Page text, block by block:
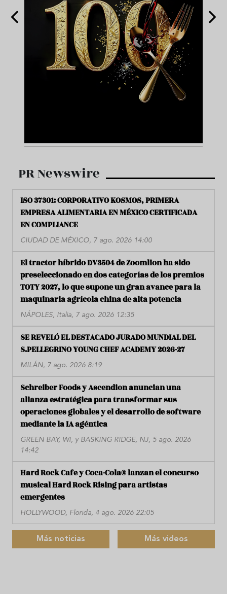
PR Newswire
ISO 37301: CORPORATIVO KOSMOS, PRIMERA
EMPRESA ALIMENTARIA EN MÉXICO CERTIFICADA
EN COMPLIANCE
CIUDAD DE MÉXICO, 7 ago. 2026 14:00
El tractor híbrido DV3504 de Zoomlion ha sido
preseleccionado en dos categorías de los premios
TOTY 2027, lo que supone un gran avance para la
maquinaria agrícola china de alta potencia
NÁPOLES, Italia, 7 ago. 2026 12:35
SE REVELÓ EL DESTACADO JURADO MUNDIAL DEL
S.PELLEGRINO YOUNG CHEF ACADEMY 2026-27
MILÁN, 7 ago. 2026 8:19
Schreiber Foods y Ascendion anuncian una
alianza estratégica para transformar sus
operaciones globales y el desarrollo de software
mediante la IA agéntica
GREEN BAY, WI, y BASKING RIDGE, NJ, 5 ago. 2026
14:42
Hard Rock Cafe y Coca-Cola® lanzan el concurso
musical Hard Rock Rising para artistas
emergentes
HOLLYWOOD, Florida, 4 ago. 2026 22:05
Más noticias Más videos